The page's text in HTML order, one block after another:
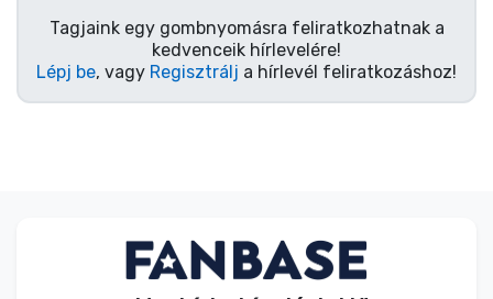
Tagjaink egy gombnyomásra feliratkozhatnak a
kedvenceik hírlevelére!
Lépj be, vagy Regisztrálj a hírlevél feliratkozáshoz!